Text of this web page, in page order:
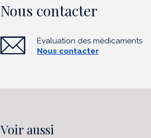
Nous contacter
Évaluation des médicaments
Nous contacter
Voir aussi